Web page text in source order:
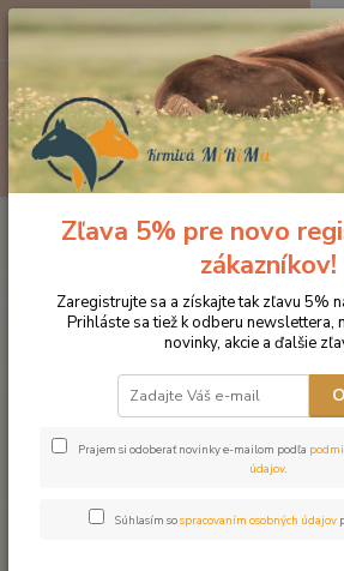
Značka oblečenia MONTAR ZĽAVY!
CARLA tmavomodá
MONTAR tričko
tmavomodá
Doprava ZADARMO
Zľava 5% pre novo
zákazníkov!
Zaregistrujte sa a získajte tak zľavu 5%
Prihláste sa tiež k odberu newslettera,
novinky, akcie a ďalšie
Prajem si odoberať novinky e-mailom podľa
údajov.
Súhlasím sospracovaním osobných údajov